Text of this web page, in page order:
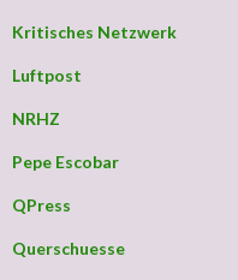
Kritisches Netzwerk
Luftpost
NRHZ
Pepe Escobar
QPress
Querschuesse